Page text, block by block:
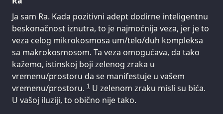
Ja sam Ra. Kada pozitivni adept dodirne inteligentnu
beskonačnost iznutra, to je najmoćnija veza, jer je to
veza celog mikrokosmosa um/telo/duh kompleksa
sa makrokosmosom. Ta veza omogućava, da tako
kažemo, istinskoj boji zelenog zraka u
vremenu/prostoru da se manifestuje u vašem
vremenu/prostoru. 1 U zelenom zraku misli su bića.
U vašoj iluziji, to obično nije tako.